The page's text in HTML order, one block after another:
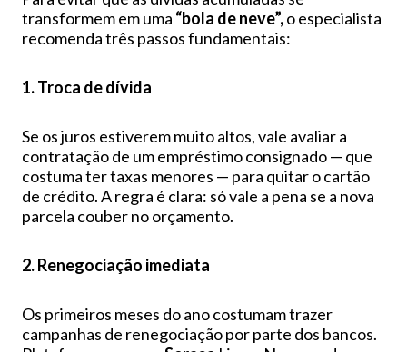
transformem em uma “bola de neve”,o especialista
recomenda três passos fundamentais:
1. Troca de dívida
Se os juros estiverem muito altos, vale avaliar a
contratação de um empréstimo consignado — que
costuma ter taxas menores — para quitar o cartão
de crédito. A regra é clara: só vale a pena se a nova
parcela couber no orçamento.
2. Renegociação imediata
Os primeiros meses do ano costumam trazer
campanhas de renegociação por parte dos bancos.